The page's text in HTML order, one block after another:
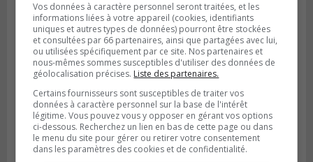
Publié le 6 juillet 2026 à 09h33
Longueuil conclue un contrat pour
valoriser des cendres d’incinération
Vos données à caractère personnel seront traitées, et les
informations liées à votre appareil (cookies, identifiants
uniques et autres types de données) pourront être stockées
et consultées par 66 partenaires, ainsi que partagées avec lui,
ou utilisées spécifiquement par ce site. Nos partenaires et
nous-mêmes sommes susceptibles d'utiliser des données de
géolocalisation précises. Liste des partenaires.
Certains fournisseurs sont susceptibles de traiter vos
données à caractère personnel sur la base de l'intérêt
légitime. Vous pouvez vous y opposer en gérant vos options
ci-dessous. Recherchez un lien en bas de cette page ou dans
le menu du site pour gérer ou retirer votre consentement
dans les paramètres des cookies et de confidentialité.